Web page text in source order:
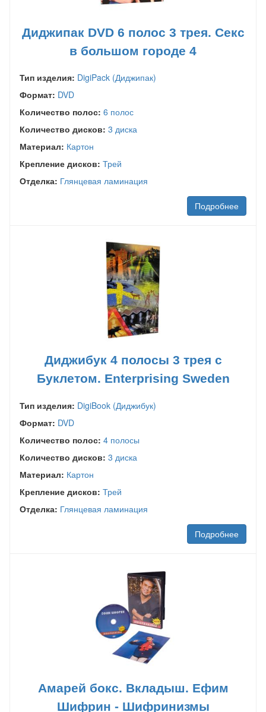
Диджипак DVD 6 полос 3 трея. Секс
в большом городе 4
Тип изделия: DigiPack (Диджипак)
Формат: DVD
Количество полос: 6 полос
Количество дисков: 3 диска
Материал: Картон
Крепление дисков: Трей
Отделка: Глянцевая ламинация
Подробнее
Диджибук 4 полосы 3 трея с
Буклетом. Enterprising Sweden
Тип изделия: DigiBook (Диджибук)
Формат: DVD
Количество полос: 4 полосы
Количество дисков: 3 диска
Материал: Картон
Крепление дисков: Трей
Отделка: Глянцевая ламинация
Подробнее
Амарей бокс. Вкладыш. Ефим
Шифрин - Шифринизмы